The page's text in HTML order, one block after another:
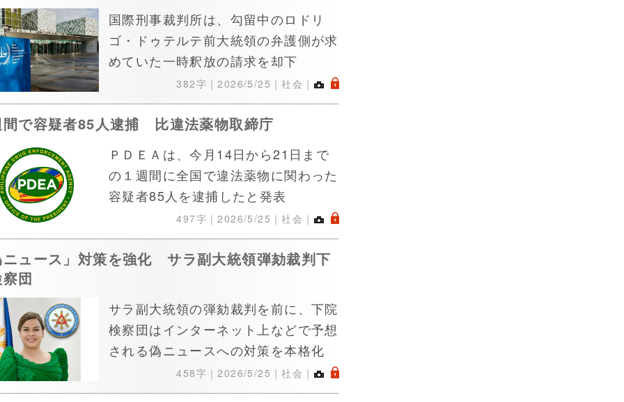
国際刑事裁判所は、勾留中のロドリ
ゴ・ドゥテルテ前大統領の弁護側が求
めていた一時釈放の請求を却下
382字｜2026/5/25 ｜社会｜ .
間で容疑者85人逮捕 比違法薬物取締庁
ＰＤＥＡは、今月14日から21日まで
の１週間に全国で違法薬物に関わった
容疑者85人を逮捕したと発表
497字｜2026/5/25 ｜社会｜ .
ニュース」対策を強化 サラ副大統領弾劾裁判下
団
サラ副大統領の弾劾裁判を前に、下院
検察団はインターネット上などで予想
される偽ニュースへの対策を本格化
458字｜2026/5/25 ｜社会｜ .